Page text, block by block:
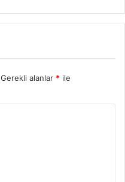
Gerekli alanlar * ile